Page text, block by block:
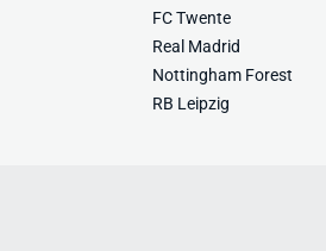
FC Twente
Real Madrid
Nottingham Forest
RB Leipzig